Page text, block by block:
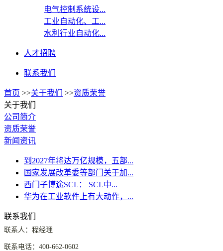
电气控制系统设...
工业自动化、工...
水利行业自动化...
人才招聘
联系我们
首页 >>关于我们 >>资质荣誉
关于我们
公司简介
资质荣誉
新闻资讯
到2027年将达万亿规模，五部...
国家发展改革委等部门关于加...
西门子博途SCL： SCL中...
华为在工业软件上有大动作，...
联系我们
联系人：程经理
联系电话：400-662-0602